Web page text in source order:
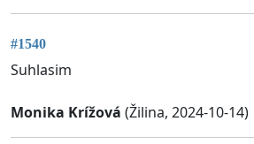
#1540
Suhlasim
Monika Krížová (Žilina, 2024-10-14)